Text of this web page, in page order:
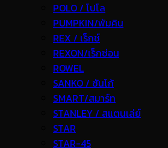
POLO / โปโล
PUMPKIN/พัมคิน
REX / เร็กช์
REXON/เร็กซ่อน
ROWEL
SANKO / ซันโก้
SMART/สมาร์ท
STANLEY / สแตนเล่ย์
STAR
STAR-45